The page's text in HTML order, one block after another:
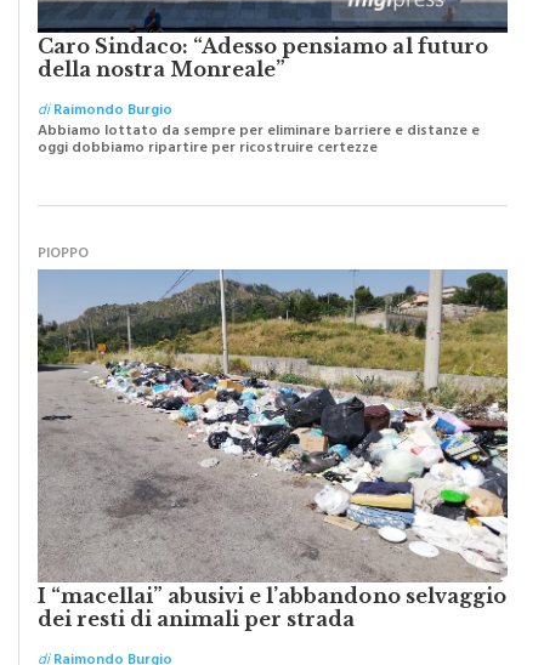
Caro Sindaco: “Adesso pensiamo al futuro
della nostra Monreale”
diRaimondo Burgio
I “macellai” abusivi e l’abbandono selvaggio
dei resti di animali per strada